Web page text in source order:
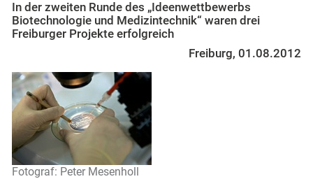
In der zweiten Runde des „Ideenwettbewerbs
Biotechnologie und Medizintechnik“ waren drei
Freiburger Projekte erfolgreich
Freiburg, 01.08.2012
Fotograf: Peter Mesenholl